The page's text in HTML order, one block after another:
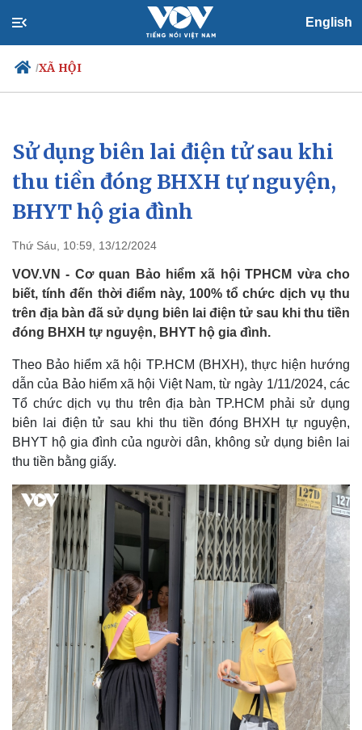
English
/XÃ HỘI
Chính trị
Đảng
Tổ chức nhân sự
Quốc hội
Nhận diện sự thật
Xã hội
Tin 24h
Dự báo thời tiết
Sử dụng biên lai điện tử sau khi
thu tiền đóng BHXH tự nguyện,
BHYT hộ gia đình
Thứ Sáu, 10:59, 13/12/2024
VOV.VN - Cơ quan Bảo hiểm xã hội TPHCM vừa cho
biết, tính đến thời điểm này, 100% tổ chức dịch vụ thu
trên địa bàn đã sử dụng biên lai điện tử sau khi thu tiền
đóng BHXH tự nguyện, BHYT hộ gia đình.
Theo Bảo hiểm xã hội TP.HCM (BHXH), thực hiện hướng
dẫn của Bảo hiểm xã hội Việt Nam, từ ngày 1/11/2024, các
Tổ chức dịch vụ thu trên địa bàn TP.HCM phải sử dụng
biên lai điện tử sau khi thu tiền đóng BHXH tự nguyện,
BHYT hộ gia đình của người dân, không sử dụng biên lai
thu tiền bằng giấy.